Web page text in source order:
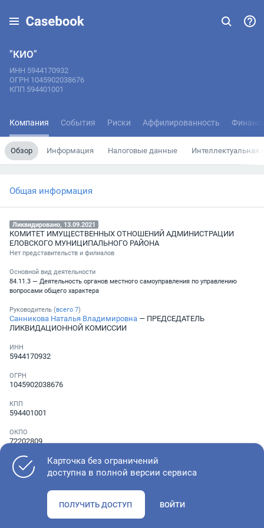
"КИО"
ИНН 5944170932
ОГРН 1045902038676
КПП 594401001
Компания События Риски Аффилированность
Обзор Информация Налоговые данные Интеллектуальная
Общая информация
Ликвидировано, 13.09.2021
КОМИТЕТ ИМУЩЕСТВЕННЫХ ОТНОШЕНИЙ АДМИНИСТРАЦИИ
ЕЛОВСКОГО МУНИЦИПАЛЬНОГО РАЙОНА
Нет представительств и филиалов
Основной вид деятельности
84.11.3 — Деятельность органов местного самоуправления по управлению
вопросами общего характера
Руководитель (всего 7)
Санникова Наталья Владимировна — ПРЕДСЕДАТЕЛЬ
ЛИКВИДАЦИОННОЙ КОМИССИИ
ИНН
5944170932
ОГРН
1045902038676
КПП
594401001
ОКПО
72202809
Телефон
Не указан
Как оценить состояние компании
Карточка без ограничений
доступна в полной версии сервиса
ПОЛУЧИТЬ ДОСТУП ВОЙТИ